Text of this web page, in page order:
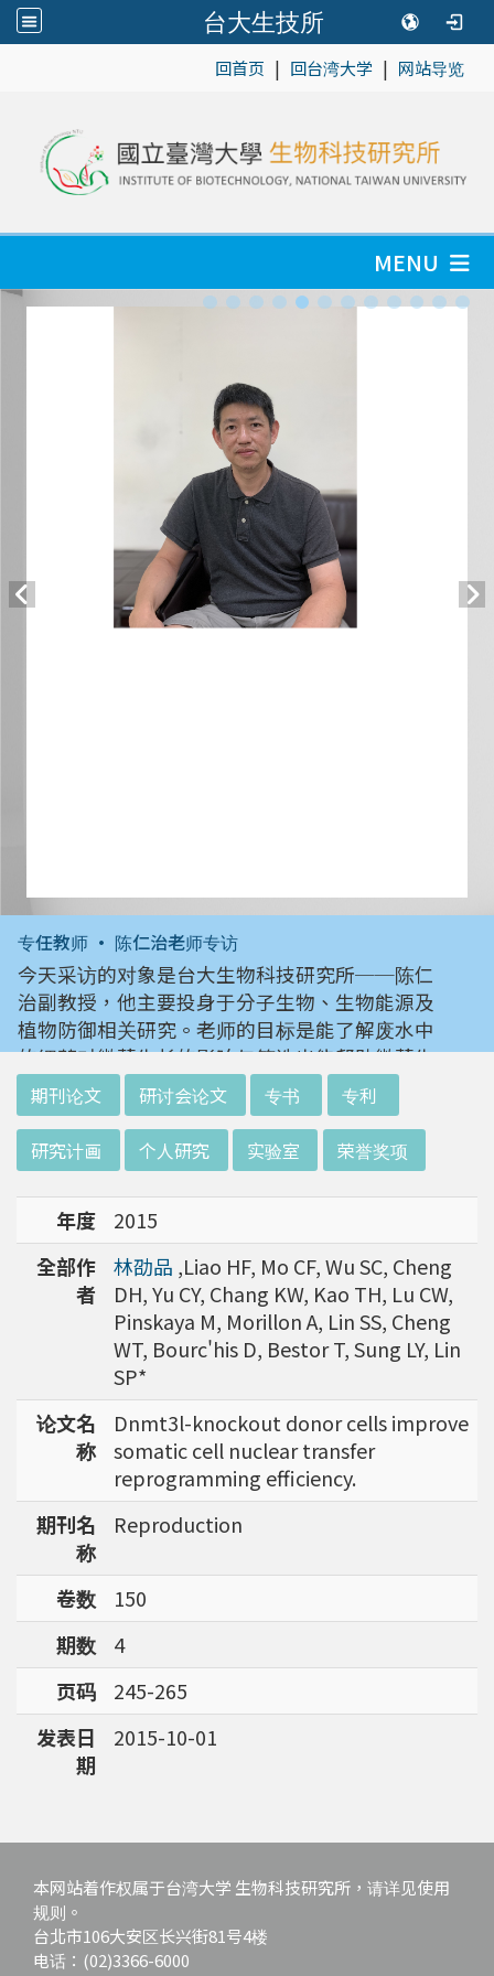
台大生技所
回首页 | 回台湾大学 | 网站导览
MENU
专任教师 • 陈仁治老师专访
今天采访的对象是台大生物科技研究所──陈仁
治副教授，他主要投身于分子生物、生物能源及
植物防御相关研究。老师的目标是能了解废水中
的细菌对微藻生长的影响与筛选出能帮助微藻生
长的细菌，若能成功或能提供未来废水处理与微
藻培养的新选择。
我们所了解到的仁治老师，是一个富含好奇心。
对生活及生命各种现象产生兴趣，并享受解谜过
程的人。他也曾经转换跑道，研究动物科学。但
最终在漫漫研究路上，透过多方探索还是回到他
最喜欢的植物学科上。老师借由他的经验告诉我
们，去尝试不同的东西及尝试不同的方法，也许
能够带来意外的惊喜。研究路上总有坎坷，但是
不会只有一条路或是一种解决方式。充实自己的
知识背景能够让我们在研究路上走得更长远。
期刊论文 研讨会论文 专书 专利
研究计画 个人研究 实验室 荣誉奖项
年度
2015
全部作
者
林劭品 ,Liao HF, Mo CF, Wu SC, Cheng
DH, Yu CY, Chang KW, Kao TH, Lu CW,
Pinskaya M, Morillon A, Lin SS, Cheng
WT, Bourc'his D, Bestor T, Sung LY, Lin
SP*
论文名
称
Dnmt3l-knockout donor cells improve
somatic cell nuclear transfer
reprogramming efficiency.
期刊名
称
Reproduction
卷数
150
期数
4
页码
245-265
发表日
期
2015-10-01
本网站着作权属于台湾大学 生物科技研究所，请详见使用
规则。
台北市106大安区长兴街81号4楼
电话：(02)3366-6000